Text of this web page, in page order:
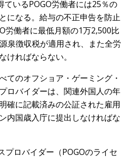
ているPOGO労働者には25％の
になる。給与の不正申告を防止
労働者に最低月額の1万2,500比
泉徴収税が適用され、また全労
ければならない。
てのオフショア・ゲーミング・
ロバイダーは、関連外国人の年
確に記載済みの公証された雇用
内国歳入庁に提出しなければな
プロバイダー（POGOのライセ